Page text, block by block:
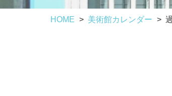
HOME 美術館カレンダー